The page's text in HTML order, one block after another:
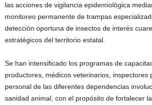
las acciones de vigilancia epidemiológica
monitoreo permanente de trampas
detección oportuna de insectos de interés
estratégicos del territorio estatal.
Se han intensificado los programas de
productores, médicos veterinarios, inspectores
personal de las diferentes dependencias
sanidad animal, con el propósito de fortalecer